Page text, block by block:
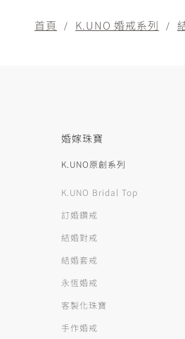
首頁 K.UNO 婚戒系列
婚嫁珠寶
K.UNO原創系列
K.UNO Bridal Top
訂婚鑽戒
結婚對戒
結婚套戒
永恆婚戒
客製化珠寶
手作婚戒